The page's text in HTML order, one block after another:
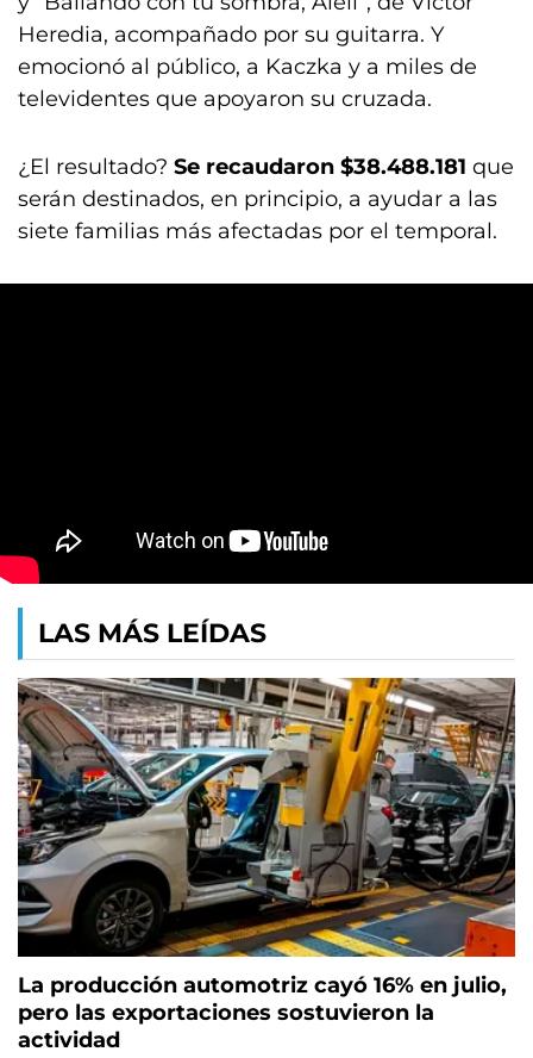
Heredia, acompañado por su guitarra. Y
emocionó al público, a Kaczka y a miles de
televidentes que apoyaron su cruzada.
¿El resultado? Se recaudaron $38.488.181 que
serán destinados, en principio, a ayudar a las
siete familias más afectadas por el temporal.
LAS MÁS LEÍDAS
La producción automotriz cayó 16% en julio,
pero las exportaciones sostuvieron la
actividad